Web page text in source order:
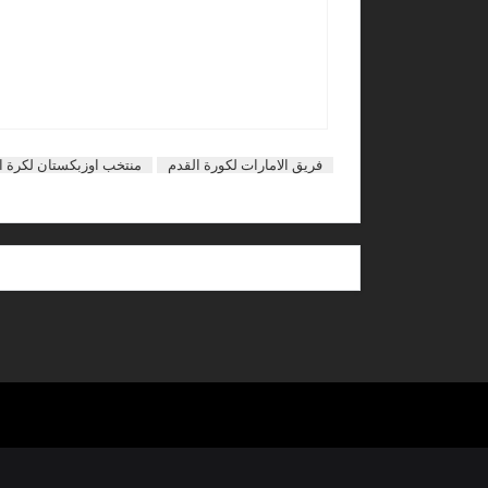
فريق الامارات لكورة القدم منتخب اوزبكستان لكرة